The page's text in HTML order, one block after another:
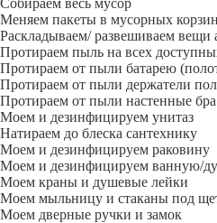
Собираем весь мусор
Меняем пакеты в мусорных
Раскладываем/ развешиваем вещи
Протираем пыль на всех
Протираем от пыли батарею
Протираем от пыли держатели
Протираем от пыли настенные бра
Моем и дезинфицируем унитаз
Натираем до блеска сантехнику
Моем и дезинфицируем раковину
Моем и дезинфицируем ванную/
Моем краны и душевые лейки
Моем мыльницу и стаканы под
Моем дверные ручки и замок